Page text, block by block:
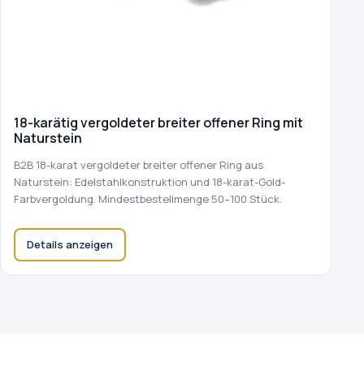
18-karätig vergoldeter breiter offener Ring mit
Naturstein
B2B 18-karat vergoldeter breiter offener Ring aus
Naturstein: Edelstahlkonstruktion und 18-karat-Gold-
Farbvergoldung. Mindestbestellmenge 50–100 Stück.
Details anzeigen